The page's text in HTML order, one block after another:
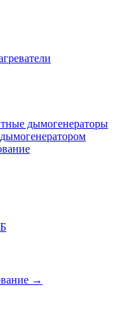
дымогенераторы
→